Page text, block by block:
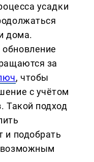
усадки
дома.
за
, чтобы
с учётом
Такой подход
и подобрать
возможным